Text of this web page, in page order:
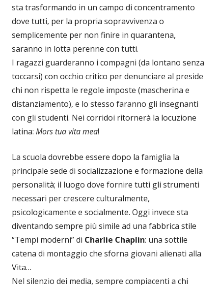
sta trasformando in un campo di concentramento
dove tutti, per la propria sopravvivenza o
semplicemente per non finire in quarantena,
saranno in lotta perenne con tutti.
I ragazzi guarderanno i compagni (da lontano senza
toccarsi) con occhio critico per denunciare al preside
chi non rispetta le regole imposte (mascherina e
distanziamento), e lo stesso faranno gli insegnanti
con gli studenti. Nei corridoi ritornerà la locuzione
latina: Mors tua vita mea!
La scuola dovrebbe essere dopo la famiglia la
principale sede di socializzazione e formazione della
personalità; il luogo dove fornire tutti gli strumenti
necessari per crescere culturalmente,
psicologicamente e socialmente. Oggi invece sta
diventando sempre più simile ad una fabbrica stile
“Tempi moderni” di Charlie Chaplin: una sottile
catena di montaggio che sforna giovani alienati alla
Vita…
Nel silenzio dei media, sempre compiacenti a chi